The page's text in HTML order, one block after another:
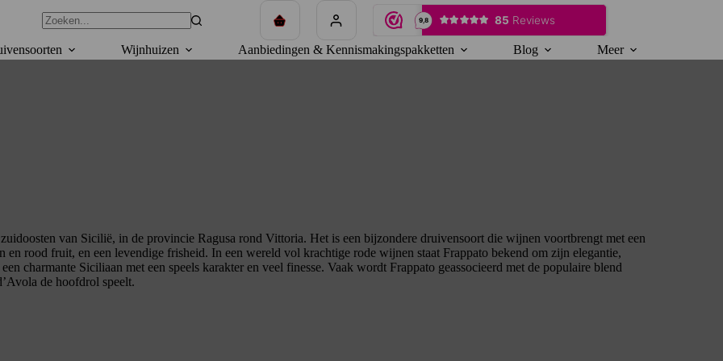
Winkelwagen
Wijnhuizen Aanbiedingen & Kennismakingspakketten Blog Meer
van Sicilië, in de provincie Ragusa rond Vittoria. Het is een bijzondere druivensoort die wijnen voortbrengt met een
rood fruit, en een levendige frisheid. In een wereld vol krachtige rode wijnen staat Frappato bekend om zijn elegantie,
charmante Siciliaan met een speels karakter en veel finesse. Vaak wordt Frappato geassocieerd met de populaire blend
de hoofdrol speelt.